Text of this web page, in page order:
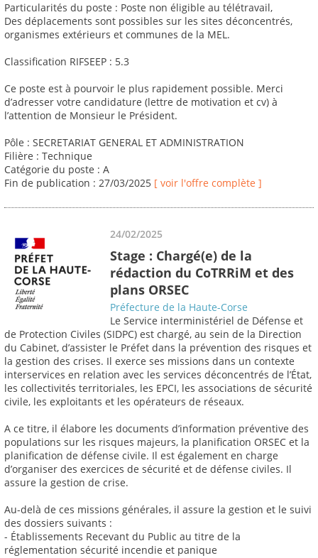
Particularités du poste : Poste non éligible au télétravail,
Des déplacements sont possibles sur les sites déconcentrés,
organismes extérieurs et communes de la MEL.
Classification RIFSEEP : 5.3
Ce poste est à pourvoir le plus rapidement possible. Merci
d’adresser votre candidature (lettre de motivation et cv) à
l’attention de Monsieur le Président.
Pôle : SECRETARIAT GENERAL ET ADMINISTRATION
Filière : Technique
Catégorie du poste : A
Fin de publication : 27/03/2025 [ voir l'offre complète ]
24/02/2025
Stage : Chargé(e) de la
rédaction du CoTRRiM et des
plans ORSEC
Préfecture de la Haute-Corse
Le Service interministériel de Défense et
de Protection Civiles (SIDPC) est chargé, au sein de la Direction
du Cabinet, d’assister le Préfet dans la prévention des risques et
la gestion des crises. Il exerce ses missions dans un contexte
interservices en relation avec les services déconcentrés de l’État,
les collectivités territoriales, les EPCI, les associations de sécurité
civile, les exploitants et les opérateurs de réseaux.
A ce titre, il élabore les documents d’information préventive des
populations sur les risques majeurs, la planification ORSEC et la
planification de défense civile. Il est également en charge
d’organiser des exercices de sécurité et de défense civiles. Il
assure la gestion de crise.
Au-delà de ces missions générales, il assure la gestion et le suivi
des dossiers suivants :
- Établissements Recevant du Public au titre de la
réglementation sécurité incendie et panique